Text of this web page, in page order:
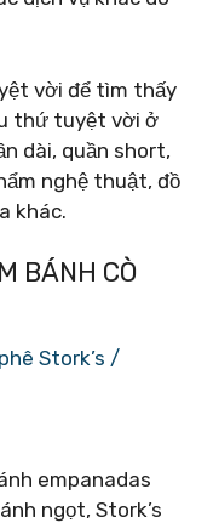
vời để tìm thấy
thứ tuyệt vời ở
dài, quần short,
nghệ thuật, đồ
khác.
BÁNH CÒ
Stork’s /
empanadas
ngọt, Stork’s